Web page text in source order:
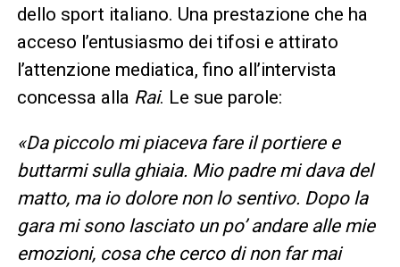
dello sport italiano. Una prestazione che ha
acceso l’entusiasmo dei tifosi e attirato
l’attenzione mediatica, fino all’intervista
concessa alla Rai. Le sue parole:
«Da piccolo mi piaceva fare il portiere e
buttarmi sulla ghiaia. Mio padre mi dava del
matto, ma io dolore non lo sentivo. Dopo la
gara mi sono lasciato un po’ andare alle mie
emozioni, cosa che cerco di non far mai